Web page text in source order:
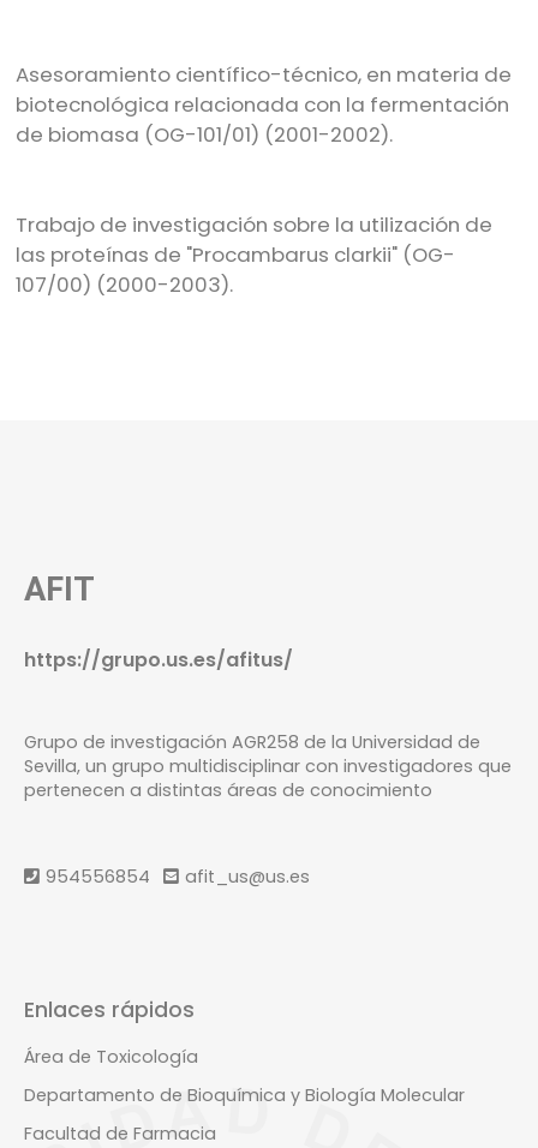
Asesoramiento científico-técnico, en materia de
biotecnológica relacionada con la fermentación
de biomasa (OG-101/01) (2001-2002).
Trabajo de investigación sobre la utilización de
las proteínas de "Procambarus clarkii" (OG-
107/00) (2000-2003).
AFIT
https://grupo.us.es/afitus/
Grupo de investigación AGR258 de la Universidad de
Sevilla, un grupo multidisciplinar con investigadores que
pertenecen a distintas áreas de conocimiento
954556854 afit_us@us.es
Enlaces rápidos
Área de Toxicología
Departamento de Bioquímica y Biología Molecular
Facultad de Farmacia